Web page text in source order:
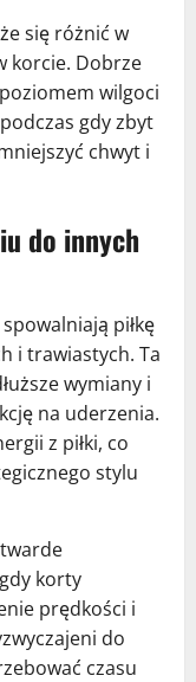
się różnić w
korcie. Dobrze
wilgoci
gdy zbyt
chwyt i
do innych
piłkę
i trawiastych. Ta
wymiany i
na uderzenia.
z piłki, co
stylu
korty
prędkości i
do
czasu